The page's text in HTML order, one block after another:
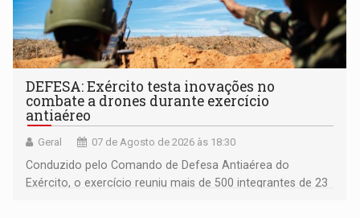
DEFESA: Exército testa inovações no
combate a drones durante exercício
antiaéreo
Geral 07 de Agosto de 2026 às 18:30
Conduzido pelo Comando de Defesa Antiaérea do
Exército, o exercício reuniu mais de 500 integrantes de 23